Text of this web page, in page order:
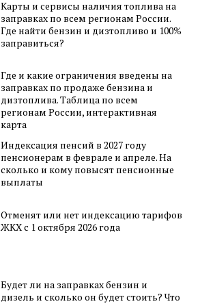
Карты и сервисы наличия топлива на
заправках по всем регионам России.
Где найти бензин и дизтопливо и 100%
заправиться?
Где и какие ограничения введены на
заправках по продаже бензина и
дизтоплива. Таблица по всем
регионам России, интерактивная
карта
Индексация пенсий в 2027 году
пенсионерам в феврале и апреле. На
сколько и кому повысят пенсионные
выплаты
Отменят или нет индексацию тарифов
ЖКХ с 1 октября 2026 года
Будет ли на заправках бензин и
дизель и сколько он будет стоить? Что